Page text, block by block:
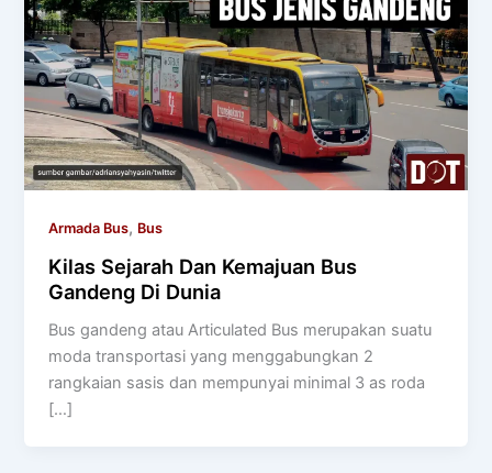
Armada Bus, Bus
Kilas Sejarah Dan Kemajuan Bus
Gandeng Di Dunia
Bus gandeng atau Articulated Bus merupakan suatu
moda transportasi yang menggabungkan 2
rangkaian sasis dan mempunyai minimal 3 as roda
[…]